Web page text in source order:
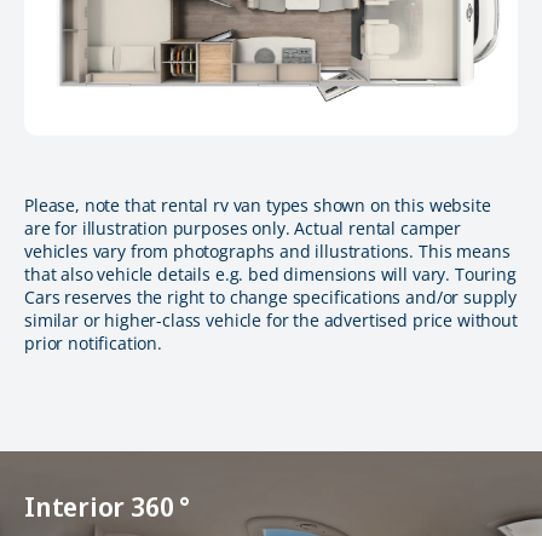
Please, note that rental rv van types shown on this website
are for illustration purposes only. Actual rental camper
vehicles vary from photographs and illustrations. This means
that also vehicle details e.g. bed dimensions will vary. Touring
Cars reserves the right to change specifications and/or supply
similar or higher-class vehicle for the advertised price without
prior notification.
Interior 360 °